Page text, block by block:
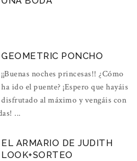
GEOMETRIC PONCHO
¡¡Buenas noches princesas!! ¿Cómo
ha ido el puente? ¡Espero que hayáis
disfrutado al máximo y vengáis con
...
EL ARMARIO DE JUDITH
LOOK+SORTEO